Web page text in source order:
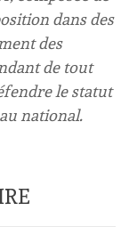
dans des
des
de tout
le statut
national.